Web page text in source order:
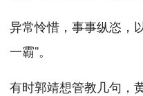
异常怜惜，事事纵恣，
一霸”。
有时郭靖想管教几句，